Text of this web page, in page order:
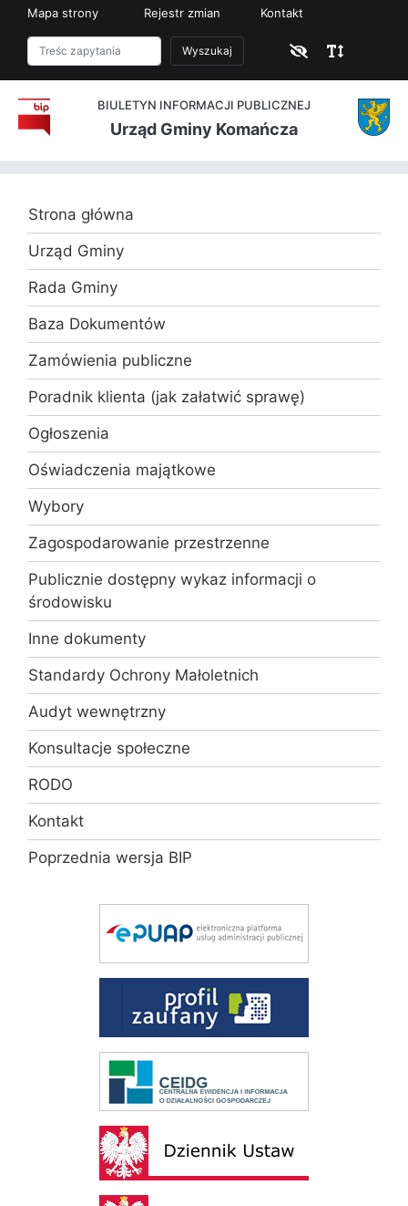
Mapa strony Rejestr zmian Kontakt
Wyszukaj
BIULETYN INFORMACJI PUBLICZNEJ
Urząd Gminy Komańcza
Strona główna
Urząd Gminy
Rada Gminy
Baza Dokumentów
Zamówienia publiczne
Poradnik klienta (jak załatwić sprawę)
Ogłoszenia
Oświadczenia majątkowe
Wybory
Zagospodarowanie przestrzenne
Publicznie dostępny wykaz informacji o
środowisku
Inne dokumenty
Standardy Ochrony Małoletnich
Audyt wewnętrzny
Konsultacje społeczne
RODO
Kontakt
Poprzednia wersja BIP